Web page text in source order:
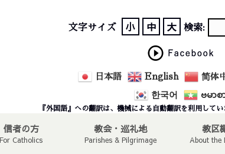
文字サイズ 小 中 大 検索:
日本語 English 简体
한국어 ဗမာစ
『外国語』への翻訳は、機械による自動翻訳を利用して
信者の方
For Catholics
教会・巡礼地
Parishes & Pilgrimage
教区
About the